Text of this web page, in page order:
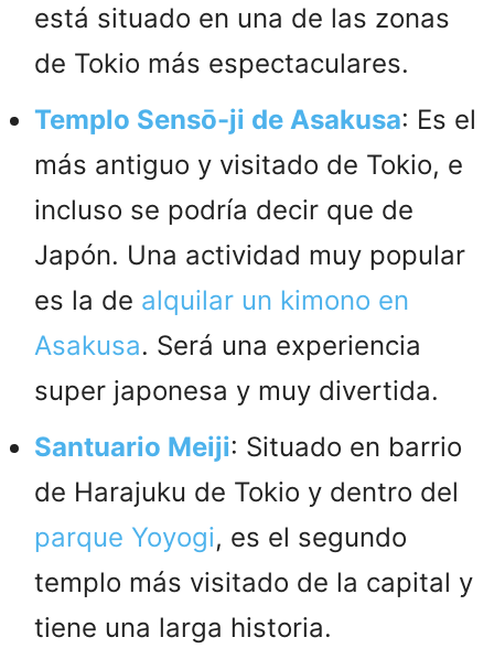
está situado en una de las zonas
de Tokio más espectaculares.
Templo Sensō-ji de Asakusa: Es el
más antiguo y visitado de Tokio, e
incluso se podría decir que de
Japón. Una actividad muy popular
es la de alquilar un kimono en
Asakusa. Será una experiencia
super japonesa y muy divertida.
Santuario Meiji: Situado en barrio
de Harajuku de Tokio y dentro del
parque Yoyogi, es el segundo
templo más visitado de la capital y
tiene una larga historia.